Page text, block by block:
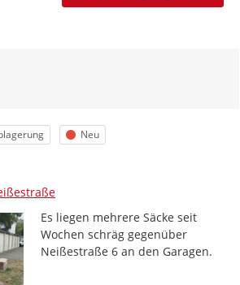
Status
Neu
Es liegen mehrere Säcke seit
Wochen schräg gegenüber
Neißestraße 6 an den Garagen.